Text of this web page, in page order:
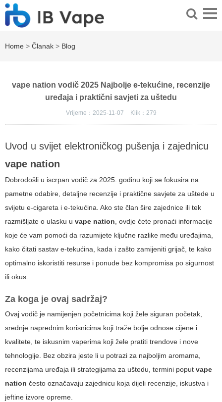
Home > Članak > Blog
vape nation vodič 2025 Najbolje e-tekućine, recenzije
uređaja i praktični savjeti za uštedu
Vrijeme：2025-11-07 Klik： 279
Uvod u svijet elektroničkog pušenja i zajednicu
vape nation
Dobrodošli u iscrpan vodič za 2025. godinu koji se fokusira na
pametne odabire, detaljne recenzije i praktične savjete za uštede u
svijetu e-cigareta i e-tekućina. Ako ste član šire zajednice ili tek
razmišljate o ulasku u vape nation, ovdje ćete pronaći informacije
koje će vam pomoći da razumijete ključne razlike među uređajima,
kako čitati sastav e-tekućina, kada i zašto zamijeniti grijač, te kako
optimalno iskoristiti resurse i ponude bez kompromisa po sigurnost
ili okus.
Za koga je ovaj sadržaj?
Ovaj vodič je namijenjen početnicima koji žele siguran početak,
srednje naprednim korisnicima koji traže bolje odnose cijene i
kvalitete, te iskusnim vaperima koji žele pratiti trendove i nove
tehnologije. Bez obzira jeste li u potrazi za najboljim aromama,
recenzijama uređaja ili strategijama za uštedu, termini poput vape
nation često označavaju zajednicu koja dijeli recenzije, iskustva i
jeftine izvore opreme.